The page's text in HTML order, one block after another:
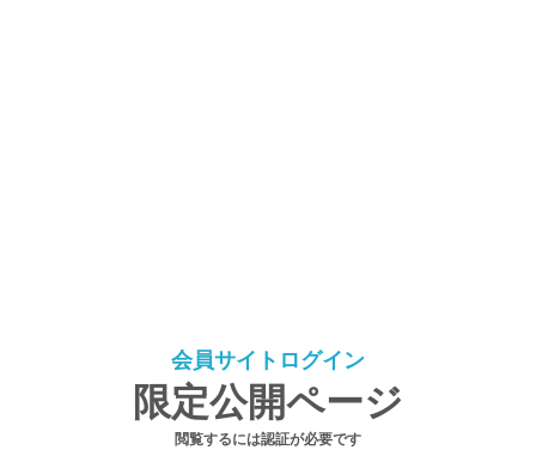
会員サイトログイン
限定公開ページ
閲覧するには認証が必要です